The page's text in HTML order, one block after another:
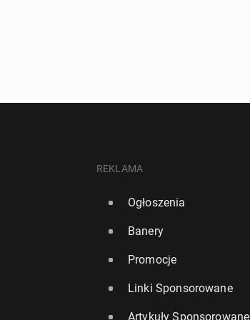
REKLAMA
Ogłoszenia
Banery
Promocje
Linki Sponsorowane
Artykuły Sponsorowane